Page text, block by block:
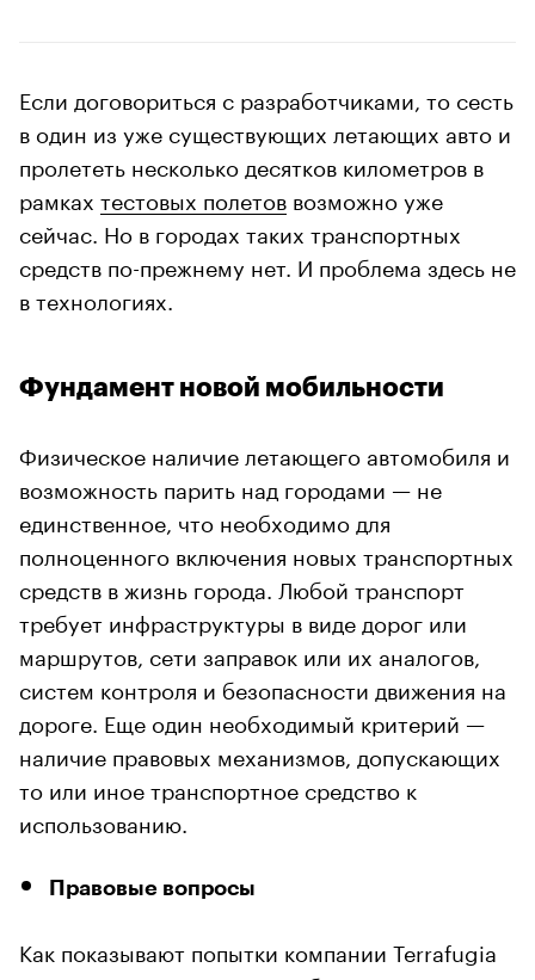
Если договориться с разработчиками, то сесть
в один из уже существующих летающих авто и
пролететь несколько десятков километров в
рамках тестовых полетов возможно уже
сейчас. Но в городах таких транспортных
средств по-прежнему нет. И проблема здесь не
в технологиях.
Фундамент новой мобильности
Физическое наличие летающего автомобиля и
возможность парить над городами — не
единственное, что необходимо для
полноценного включения новых транспортных
средств в жизнь города. Любой транспорт
требует инфраструктуры в виде дорог или
маршрутов, сети заправок или их аналогов,
систем контроля и безопасности движения на
дороге. Еще один необходимый критерий —
наличие правовых механизмов, допускающих
то или иное транспортное средство к
использованию.
Правовые вопросы
Как показывают попытки компании Terrafugia